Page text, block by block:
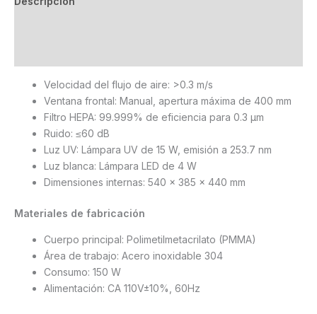
Velocidad del flujo de aire: >0.3 m/s
Ventana frontal: Manual, apertura máxima de 400 mm
Filtro HEPA: 99.999% de eficiencia para 0.3 µm
Ruido: ≤60 dB
Luz UV: Lámpara UV de 15 W, emisión a 253.7 nm
Luz blanca: Lámpara LED de 4 W
Dimensiones internas: 540 x 385 x 440 mm
Materiales de fabricación
Cuerpo principal: Polimetilmetacrilato (PMMA)
Área de trabajo: Acero inoxidable 304
Consumo: 150 W
Alimentación: CA 110V±10%, 60Hz